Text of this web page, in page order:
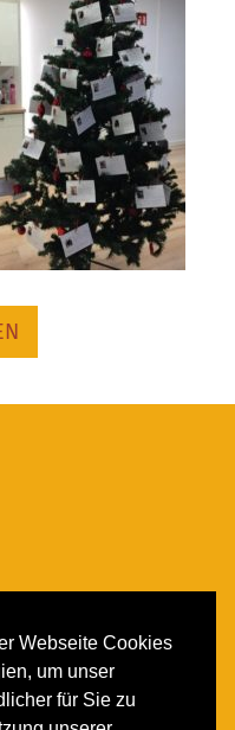
Webseite Cookies
um unser
für Sie zu